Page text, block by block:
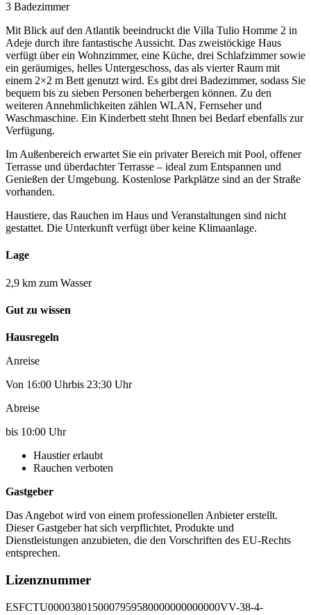
3 Badezimmer
Mit Blick auf den Atlantik beeindruckt die Villa Tulio Homme 2 in
Adeje durch ihre fantastische Aussicht. Das zweistöckige Haus
verfügt über ein Wohnzimmer, eine Küche, drei Schlafzimmer sowie
ein geräumiges, helles Untergeschoss, das als vierter Raum mit
einem 2×2 m Bett genutzt wird. Es gibt drei Badezimmer, sodass Sie
bequem bis zu sieben Personen beherbergen können. Zu den
weiteren Annehmlichkeiten zählen WLAN, Fernseher und
Waschmaschine. Ein Kinderbett steht Ihnen bei Bedarf ebenfalls zur
Verfügung.
Im Außenbereich erwartet Sie ein privater Bereich mit Pool, offener
Terrasse und überdachter Terrasse – ideal zum Entspannen und
Genießen der Umgebung. Kostenlose Parkplätze sind an der Straße
vorhanden.
Haustiere, das Rauchen im Haus und Veranstaltungen sind nicht
gestattet. Die Unterkunft verfügt über keine Klimaanlage.
Lage
2,9 km zum Wasser
Gut zu wissen
Hausregeln
Anreise
Von 16:00 Uhrbis 23:30 Uhr
Abreise
bis 10:00 Uhr
Haustier erlaubt
Rauchen verboten
Gastgeber
Das Angebot wird von einem professionellen Anbieter erstellt.
Dieser Gastgeber hat sich verpflichtet, Produkte und
Dienstleistungen anzubieten, die den Vorschriften des EU-Rechts
entsprechen.
Lizenznummer
ESFCTU0000380150007959580000000000000VV-38-4-